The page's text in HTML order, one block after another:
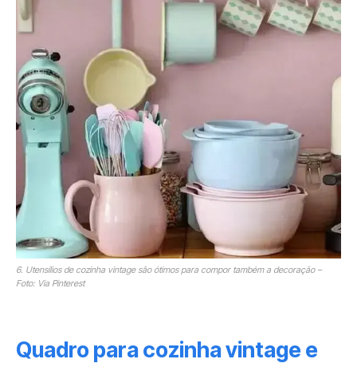
6. Utensílios de cozinha vintage são ótimos para compor também a decoração –
Foto: Via Pinterest
Quadro para cozinha vintage e